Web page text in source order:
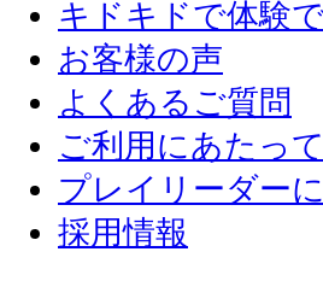
キドキドで体験
お客様の声
よくあるご質問
ご利用にあたっ
プレイリーダー
採用情報